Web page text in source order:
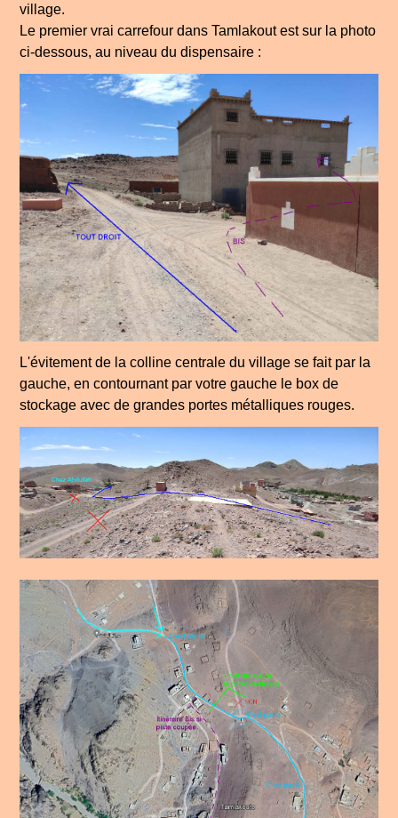
village.
Le premier vrai carrefour dans Tamlakout est sur la photo
ci-dessous, au niveau du dispensaire :
L'évitement de la colline centrale du village se fait par la
gauche, en contournant par votre gauche le box de
stockage avec de grandes portes métalliques rouges.